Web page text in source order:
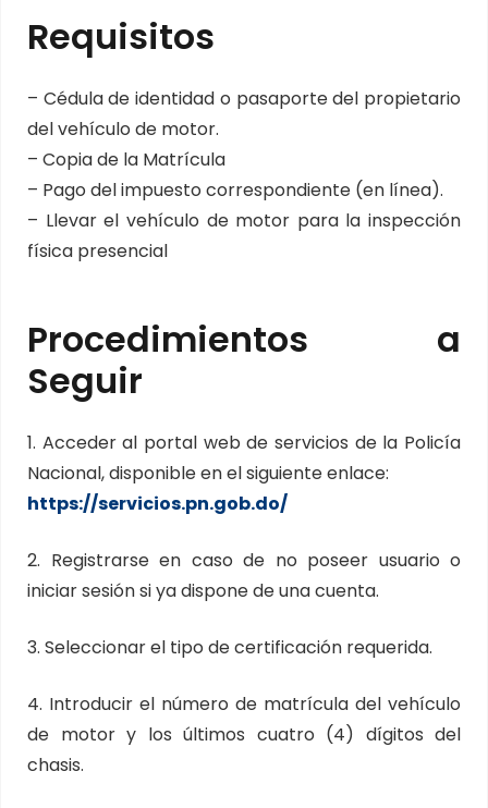
Requisitos
– Cédula de identidad o pasaporte del propietario
del vehículo de motor.
– Copia de la Matrícula
– Pago del impuesto correspondiente (en línea).
– Llevar el vehículo de motor para la inspección
física presencial
Procedimientos a
Seguir
1. Acceder al portal web de servicios de la Policía
Nacional, disponible en el siguiente enlace:
https://servicios.pn.gob.do/
2. Registrarse en caso de no poseer usuario o
iniciar sesión si ya dispone de una cuenta.
3. Seleccionar el tipo de certificación requerida.
4. Introducir el número de matrícula del vehículo
de motor y los últimos cuatro (4) dígitos del
chasis.